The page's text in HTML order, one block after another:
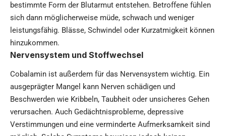
bestimmte Form der Blutarmut entstehen. Betroffene fühlen
sich dann möglicherweise müde, schwach und weniger
leistungsfähig. Blässe, Schwindel oder Kurzatmigkeit können
hinzukommen.
Nervensystem und Stoffwechsel
Cobalamin ist außerdem für das Nervensystem wichtig. Ein
ausgeprägter Mangel kann Nerven schädigen und
Beschwerden wie Kribbeln, Taubheit oder unsicheres Gehen
verursachen. Auch Gedächtnisprobleme, depressive
Verstimmungen und eine verminderte Aufmerksamkeit sind